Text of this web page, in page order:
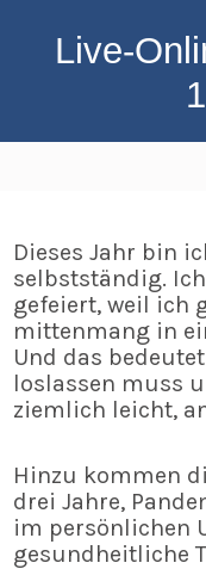
Live-
Dieses Jahr bin
selbstständig.
gefeiert, weil ich
mittenmang in
Und das
loslassen muss
ziemlich leicht,
Hinzu kommen
drei Jahre,
im persönlichen
gesundheitliche